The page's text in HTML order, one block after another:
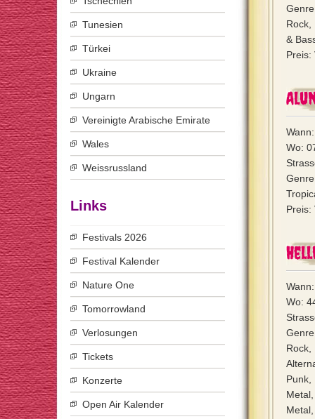
&
Preis:
Wo:
Preis:
Wo:
Punk,
Tunesien
Türkei
Ukraine
Ungarn
Vereinigte Arabische Emirate
Wales
Weissrussland
Links
Festivals 2026
Festival Kalender
Nature One
Tomorrowland
Verlosungen
Tickets
Konzerte
Open Air Kalender